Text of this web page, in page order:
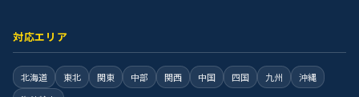
対応エリア
北海道 東北 関東 中部 関西 中国 四国 九州
沖縄